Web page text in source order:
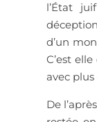
l’État
d’un
C’est
avec plus
De